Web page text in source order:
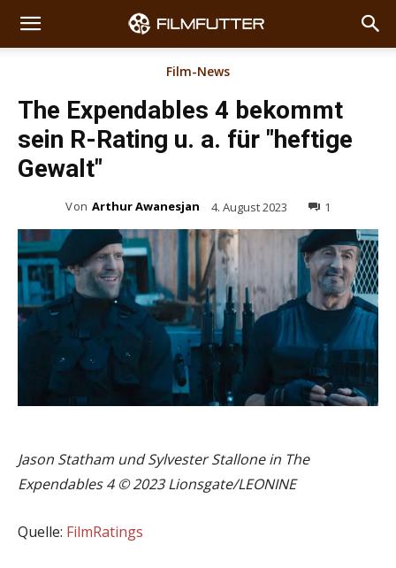
Film-News
The Expendables 4 bekommt
sein R-Rating u. a. für "heftige
Gewalt"
Von Arthur Awanesjan 4. August 2023 1
Jason Statham und Sylvester Stallone in The
Expendables 4 © 2023 Lionsgate/LEONINE
Quelle: FilmRatings